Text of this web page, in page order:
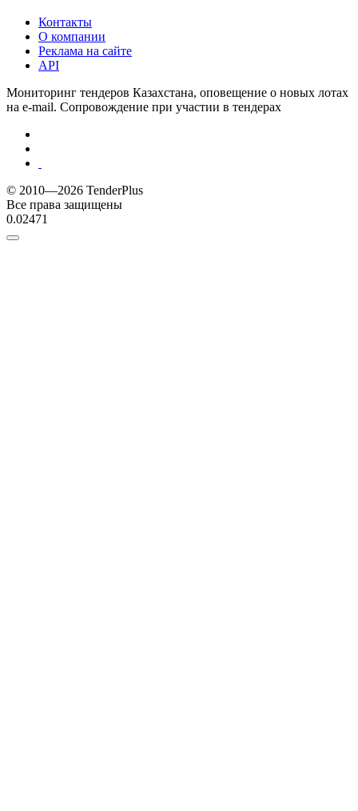
Контакты
О компании
Реклама на сайте
API
Мониторинг тендеров Казахстана, оповещение о новых лотах
на e-mail. Сопровождение при участии в тендерах
© 2010—2026 TenderPlus
Все права защищены
0.02471